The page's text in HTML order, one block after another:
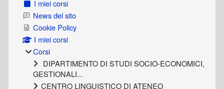
I miei corsi
News del sito
Cookie Policy
I miei corsi
Corsi
DIPARTIMENTO DI STUDI SOCIO-ECONOMICI,
GESTIONALI...
CENTRO LINGUISTICO DI ATENEO